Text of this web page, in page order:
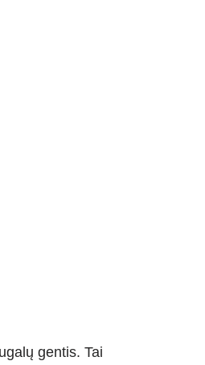
gentis. Tai